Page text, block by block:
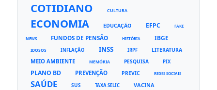
COTIDIANO CULTURA
ECONOMIA EDUCAÇÃO EFPC FAKE
NEWS FUNDOS DE PENSÃO HISTÓRIA IBGE
IDOSOS INFLAÇÃO INSS IRPF LITERATURA
MEIO AMBIENTE MEMÓRIA PESQUISA PIX
PLANO BD PREVENÇÃO PREVIC REDES SOCIAIS
SAÚDE SUS TAXA SELIC VACINA